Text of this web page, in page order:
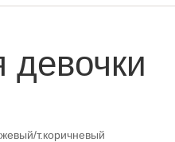
т.коричневый